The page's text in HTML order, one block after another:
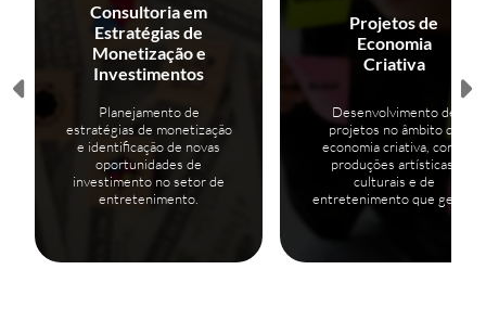
Consultoria em
Estratégias de
Monetização e
Investimentos
Planejamento de
estratégias de monetização
e identificação de novas
oportunidades de
investimento no setor de
entretenimento.
Projetos de
Economia
Criativa
Desenvolvimento de
projetos no âmbito da
economia criativa, como
produções artísticas,
culturais e de
entretenimento que geram